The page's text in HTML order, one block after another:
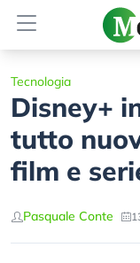
Tecnologia
Disney+
tutto
film e
Pasquale Conte